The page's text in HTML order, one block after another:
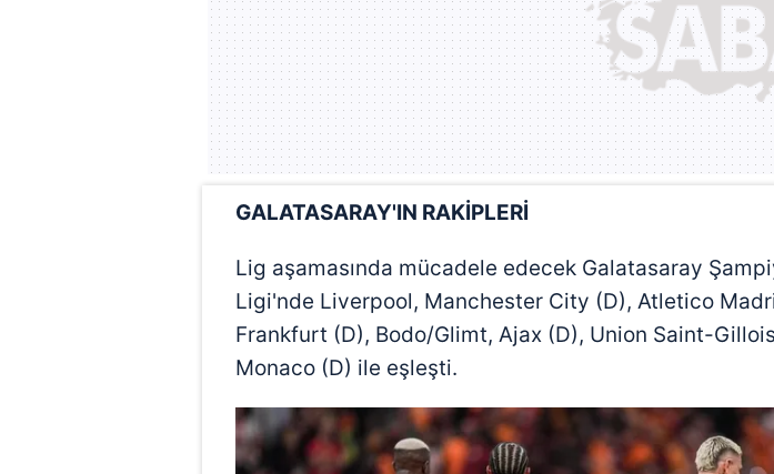
GALATASARAY'IN RAKİPLERİ
Lig aşamasında mücadele edecek Galatasaray
Ligi'nde Liverpool, Manchester City (D), Atletico
Frankfurt (D), Bodo/Glimt, Ajax (D), Union Saint-
Monaco (D) ile eşleşti.